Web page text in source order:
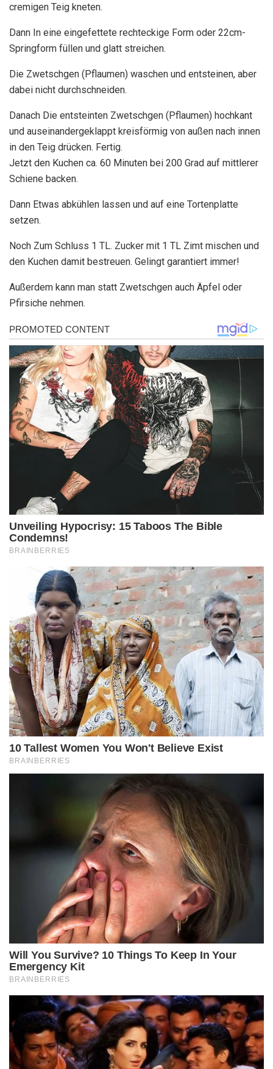
cremigen Teig kneten.
Dann In eine eingefettete rechteckige Form oder 22cm-
Springform füllen und glatt streichen.
Die Zwetschgen (Pflaumen) waschen und entsteinen, aber
dabei nicht durchschneiden.
Danach Die entsteinten Zwetschgen (Pflaumen) hochkant
und auseinandergeklappt kreisförmig von außen nach innen
in den Teig drücken. Fertig.
Jetzt den Kuchen ca. 60 Minuten bei 200 Grad auf mittlerer
Schiene backen.
Dann Etwas abkühlen lassen und auf eine Tortenplatte
setzen.
Noch Zum Schluss 1 TL. Zucker mit 1 TL Zimt mischen und
den Kuchen damit bestreuen. Gelingt garantiert immer!
Außerdem kann man statt Zwetschgen auch Äpfel oder
Pfirsiche nehmen.